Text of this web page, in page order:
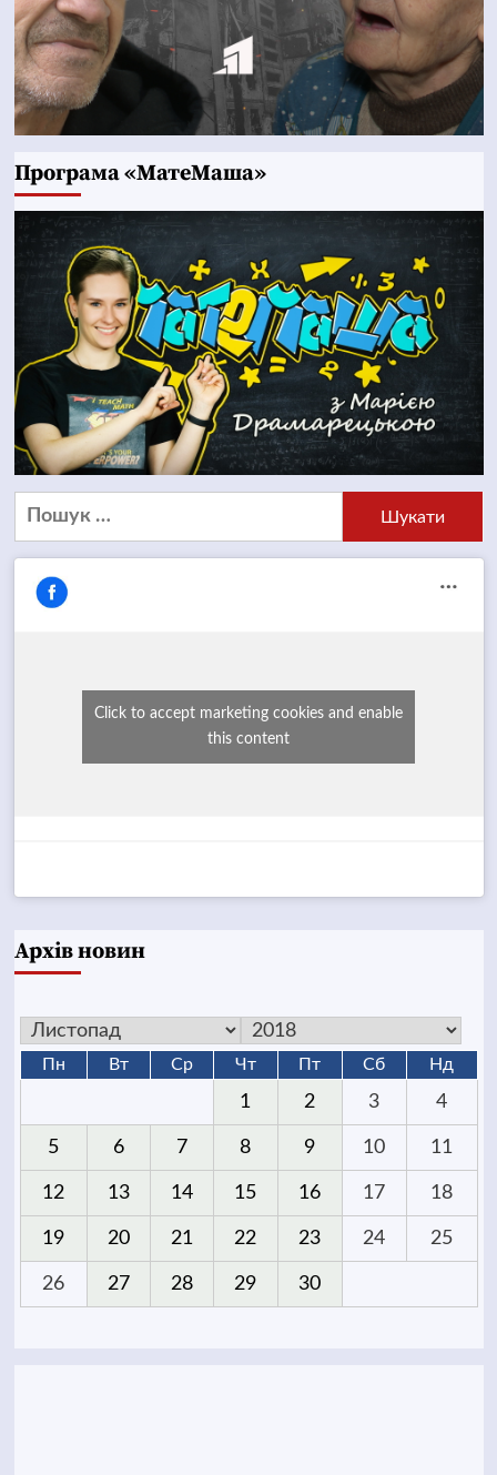
Програма «МатеМаша»
Пошук:
Click to accept marketing cookies and enable
this content
Архів новин
Пн Вт Ср Чт Пт Сб Нд
1 2 3 4
5 6 7 8 9 10 11
12 13 14 15 16 17 18
19 20 21 22 23 24 25
26 27 28 29 30